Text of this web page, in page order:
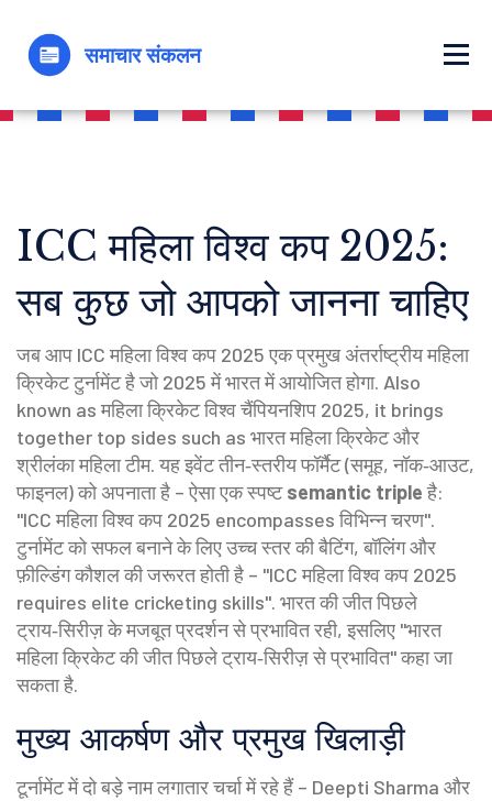
ICC महिला विश्व कप 2025:
सब कुछ जो आपको जानना चाहिए
जब आप ICC महिला विश्व कप 2025 एक प्रमुख अंतर्राष्ट्रीय महिला
क्रिकेट टुर्नामेंट है जो 2025 में भारत में आयोजित होगा. Also
known asमहिला क्रिकेट विश्व चैंपियनशिप 2025, it brings
together top sides such as भारत महिला क्रिकेटऔर
श्रीलंका महिला टीम. यह इवेंट तीन‑स्तरीय फॉर्मैट (समूह, नॉक‑आउट,
फाइनल) को अपनाता है – ऐसा एक स्पष्टsemantic tripleहै:
"ICC महिला विश्व कप 2025 encompasses विभिन्न चरण".
टुर्नामेंट को सफल बनाने के लिए उच्च स्तर की बैटिंग, बॉलिंग और
फ़ील्डिंग कौशल की जरूरत होती है – "ICC महिला विश्व कप 2025
requires elite cricketing skills". भारत की जीत पिछले
ट्राय‑सिरीज़ के मजबूत प्रदर्शन से प्रभावित रही, इसलिए "भारत
महिला क्रिकेट की जीत पिछले ट्राय‑सिरीज़ से प्रभावित" कहा जा
सकता है.
मुख्य आकर्षण और प्रमुख खिलाड़ी
टूर्नामेंट में दो बड़े नाम लगातार चर्चा में रहे हैं – Deepti Sharma और